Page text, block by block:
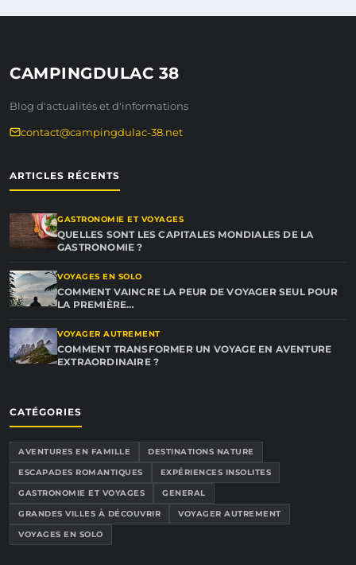
CAMPINGDULAC 38
Blog d'actualités et d'informations
contact@campingdulac-38.net
ARTICLES RÉCENTS
GASTRONOMIE ET VOYAGES
QUELLES SONT LES CAPITALES MONDIALES DE LA
GASTRONOMIE ?
VOYAGES EN SOLO
COMMENT VAINCRE LA PEUR DE VOYAGER SEUL POUR
LA PREMIÈRE…
VOYAGER AUTREMENT
COMMENT TRANSFORMER UN VOYAGE EN AVENTURE
EXTRAORDINAIRE ?
CATÉGORIES
AVENTURES EN FAMILLE
DESTINATIONS NATURE
ESCAPADES ROMANTIQUES
EXPÉRIENCES INSOLITES
GASTRONOMIE ET VOYAGES
GENERAL
GRANDES VILLES À DÉCOUVRIR
VOYAGER AUTREMENT
VOYAGES EN SOLO